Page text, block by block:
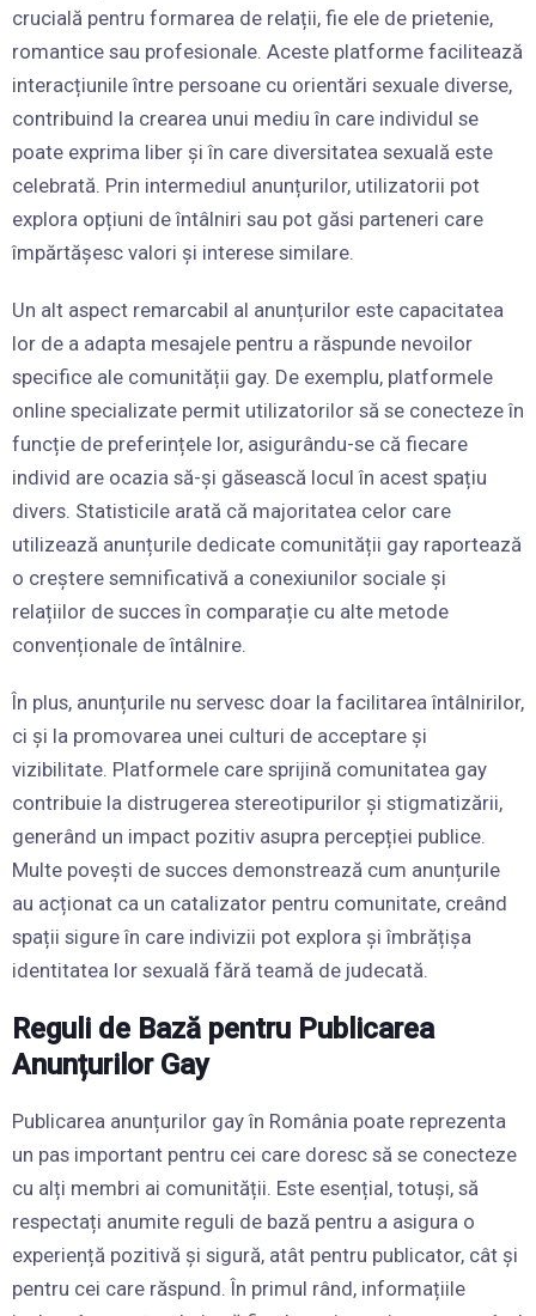
crucială pentru formarea de relații, fie ele de prietenie,
romantice sau profesionale. Aceste platforme facilitează
interacțiunile între persoane cu orientări sexuale diverse,
contribuind la crearea unui mediu în care individul se
poate exprima liber și în care diversitatea sexuală este
celebrată. Prin intermediul anunțurilor, utilizatorii pot
explora opțiuni de întâlniri sau pot găsi parteneri care
împărtășesc valori și interese similare.
Un alt aspect remarcabil al anunțurilor este capacitatea
lor de a adapta mesajele pentru a răspunde nevoilor
specifice ale comunității gay. De exemplu, platformele
online specializate permit utilizatorilor să se conecteze în
funcție de preferințele lor, asigurându-se că fiecare
individ are ocazia să-și găsească locul în acest spațiu
divers. Statisticile arată că majoritatea celor care
utilizează anunțurile dedicate comunității gay raportează
o creștere semnificativă a conexiunilor sociale și
relațiilor de succes în comparație cu alte metode
convenționale de întâlnire.
În plus, anunțurile nu servesc doar la facilitarea întâlnirilor,
ci și la promovarea unei culturi de acceptare și
vizibilitate. Platformele care sprijină comunitatea gay
contribuie la distrugerea stereotipurilor și stigmatizării,
generând un impact pozitiv asupra percepției publice.
Multe povești de succes demonstrează cum anunțurile
au acționat ca un catalizator pentru comunitate, creând
spații sigure în care indivizii pot explora și îmbrățișa
identitatea lor sexuală fără teamă de judecată.
Reguli de Bază pentru Publicarea
Anunțurilor Gay
Publicarea anunțurilor gay în România poate reprezenta
un pas important pentru cei care doresc să se conecteze
cu alți membri ai comunității. Este esențial, totuși, să
respectați anumite reguli de bază pentru a asigura o
experiență pozitivă și sigură, atât pentru publicator, cât și
pentru cei care răspund. În primul rând, informațiile